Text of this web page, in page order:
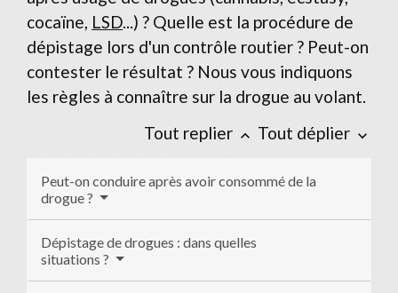
cocaïne, LSD...) ? Quelle est la procédure de
dépistage lors d'un contrôle routier ? Peut-on
contester le résultat ? Nous vous indiquons
les règles à connaître sur la drogue au volant.
Tout replier keyboard_arrow_up Tout déplier keyboard_arrow_down
Peut-on conduire après avoir consommé de la
drogue ?
Dépistage de drogues : dans quelles
situations ?